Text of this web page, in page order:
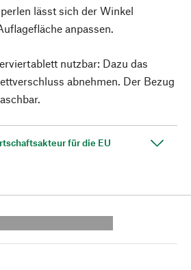
lässt sich der Winkel
anpassen.
nutzbar: Dazu das
abnehmen. Der Bezug
für die EU